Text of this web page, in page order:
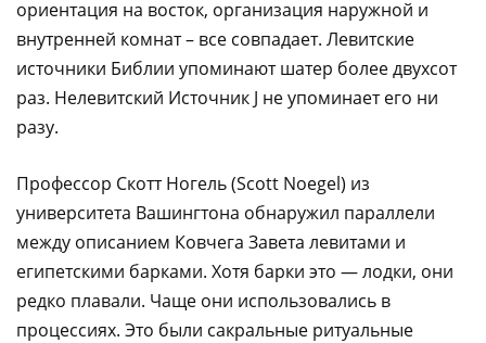
ориентация на восток, организация наружной и
внутренней комнат – все совпадает. Левитские
источники Библии упоминают шатер более двухсот
раз. Нелевитский Источник J не упоминает его ни
разу.
Профессор Скотт Ногель (Scott Noegel) из
университета Вашингтона обнаружил параллели
между описанием Ковчега Завета левитами и
египетскими барками. Хотя барки это — лодки, они
редко плавали. Чаще они использовались в
процессиях. Это были сакральные ритуальные